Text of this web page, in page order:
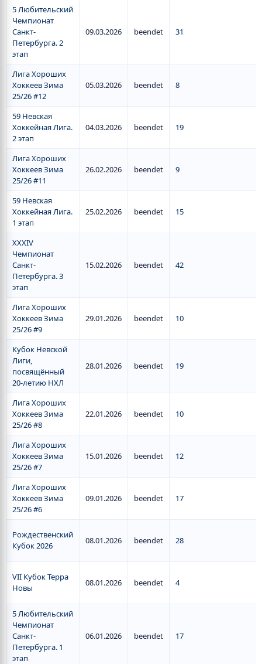
5 Любительский
Чемпионат
Санкт-
Петербурга. 2
этап
09.03.2026 beendet 31
Лига Хороших
Хоккеев Зима
25/26 #12
05.03.2026 beendet 8
59 Невская
Хоккейная Лига.
2 этап
04.03.2026 beendet 19
Лига Хороших
Хоккеев Зима
25/26 #11
26.02.2026 beendet 9
59 Невская
Хоккейная Лига.
1 этап
25.02.2026 beendet 15
XXXIV
Чемпионат
Санкт-
Петербурга. 3
этап
15.02.2026 beendet 42
Лига Хороших
Хоккеев Зима
25/26 #9
29.01.2026 beendet 10
Кубок Невской
Лиги,
посвящённый
20-летию НХЛ
28.01.2026 beendet 19
Лига Хороших
Хоккеев Зима
25/26 #8
22.01.2026 beendet 10
Лига Хороших
Хоккеев Зима
25/26 #7
15.01.2026 beendet 12
Лига Хороших
Хоккеев Зима
25/26 #6
09.01.2026 beendet 17
Рождественский
Кубок 2026
08.01.2026 beendet 28
VII Кубок Терра
Новы
08.01.2026 beendet 4
5 Любительский
Чемпионат
Санкт-
Петербурга. 1
этап
06.01.2026 beendet 17